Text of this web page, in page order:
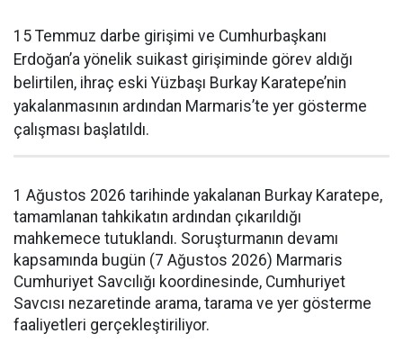
15 Temmuz darbe girişimi ve Cumhurbaşkanı
Erdoğan’a yönelik suikast girişiminde görev aldığı
belirtilen, ihraç eski Yüzbaşı Burkay Karatepe’nin
yakalanmasının ardından Marmaris’te yer gösterme
çalışması başlatıldı.
1 Ağustos 2026 tarihinde yakalanan Burkay Karatepe,
tamamlanan tahkikatın ardından çıkarıldığı
mahkemece tutuklandı. Soruşturmanın devamı
kapsamında bugün (7 Ağustos 2026) Marmaris
Cumhuriyet Savcılığı koordinesinde, Cumhuriyet
Savcısı nezaretinde arama, tarama ve yer gösterme
faaliyetleri gerçekleştiriliyor.